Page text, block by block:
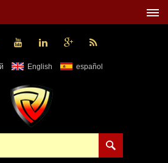
English español